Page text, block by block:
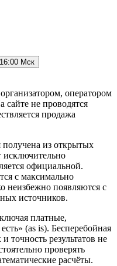
Мск
оператором
сайте не проводятся
продажа
из открытых
исключительно
официальной.
с максимально
неизбежно появляются с
источников.
платные,
(as is). Бесперебойная
точность результатов не
проверять
расчёты.